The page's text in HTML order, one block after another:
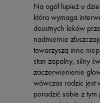
Na ogół łupież u
która wymaga
doustnych leków
nadmiernie
towarzyszą inne
stan zapalny, silny
zaczerwienienie
wówczas rodzic jest
poradzić sobie z